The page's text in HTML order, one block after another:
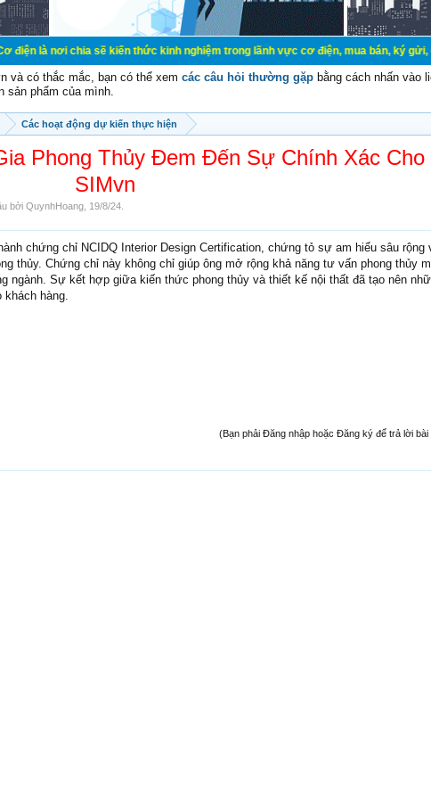
chia sẽ kiến thức kinh nghiệm trong lãnh vực cơ điện, mua bán, ký gửi, cho
và có thắc mắc, bạn có thể xem các câu hỏi thường gặp bằng cách nhấn vào
sản phẩm của mình.
Các hoạt động dự kiến thực hiện
Phong Thủy Đem Đến Sự Chính Xác Cho
SIMvn
bởi QuynhHoang 19/8/24
chứng chỉ NCIDQ Interior Design Certification, chứng tỏ sự am hiểu sâu rộng
thủy. Chứng chỉ này không chỉ giúp ông mở rộng khả năng tư vấn phong thủy
ngành. Sự kết hợp giữa kiến thức phong thủy và thiết kế nội thất đã tạo nên
khách hàng.
(Bạn phải Đăng nhập hoặc Đăng ký để trả lời bài